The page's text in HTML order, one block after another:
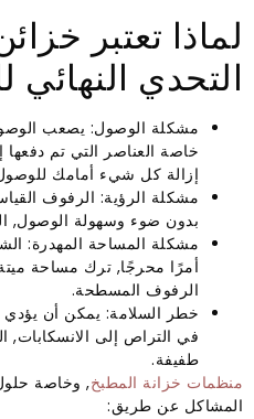
لماذا تعتبر
التحدي النهائي
مشكلة الوصول: يصعب
خاصة العناصر التي تم دفعها
إزالة كل شيء أمامك
مشكلة الرؤية: الرفوف
بدون ضوء وسهولة الوصول,
مشكلة المساحة المهدرة:
أمرًا محرجًا, ترك مساحة ميتة
الرفوف المسطحة.
خطر السلامة: يمكن أن
في التراص إلى الانسكابات,
طفيفة.
منظمات خزانة المطبخ, وخاصة
المشاكل عن طريق: